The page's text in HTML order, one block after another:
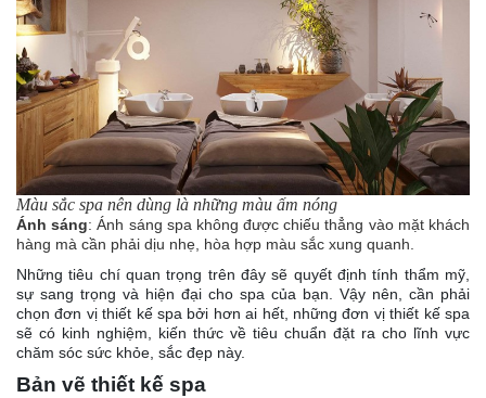
Màu sắc spa nên dùng là những màu ấm nóng
Ánh sáng: Ánh sáng spa không được chiếu thẳng vào mặt khách
hàng mà cần phải dịu nhẹ, hòa hợp màu sắc xung quanh.
Những tiêu chí quan trọng trên đây sẽ quyết định tính thẩm mỹ,
sự sang trọng và hiện đại cho spa của bạn. Vậy nên, cần phải
chọn đơn vị thiết kế spa bởi hơn ai hết, những đơn vị thiết kế spa
sẽ có kinh nghiệm, kiến thức về tiêu chuẩn đặt ra cho lĩnh vực
chăm sóc sức khỏe, sắc đẹp này.
Bản vẽ thiết kế spa